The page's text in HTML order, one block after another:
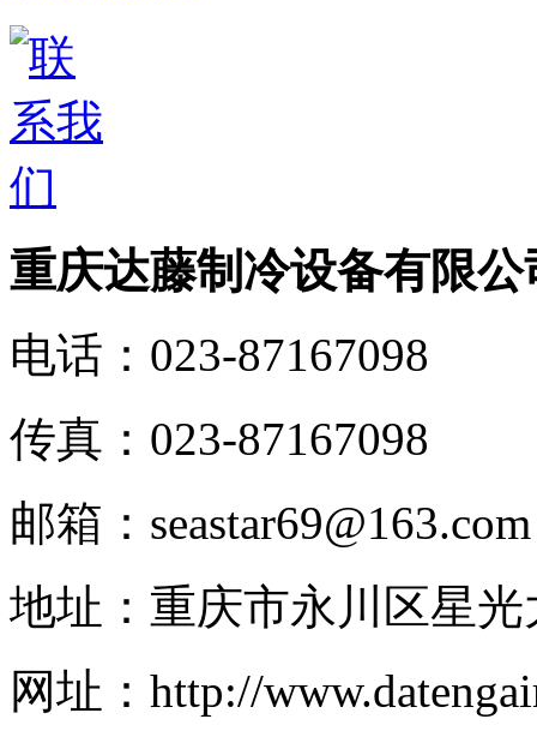
重庆达藤制冷设备有限公
电话： 023-87167098
传真： 023-87167098
邮箱： seastar69@163.com
地址： 重庆市永川区星
网址： http://